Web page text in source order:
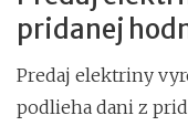
pridanej
Predaj elektriny
podlieha dani z